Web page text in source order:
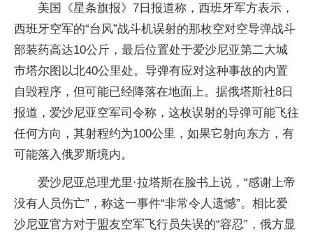
美国《星条旗报》7日报道称，西班牙军方表示，
西班牙空军的“台风”战斗机误射的那枚空对空导弹战斗
部装药高达10公斤，最后位置处于爱沙尼亚第二大城
市塔尔图以北40公里处。导弹有应对这种事故的内置
自毁程序，但可能已经降落在地面上。据俄塔斯社8日
报道，爱沙尼亚空军司令称，这枚误射的导弹可能飞往
任何方向，其射程约为100公里，如果它射向东方，有
可能落入俄罗斯境内。
爱沙尼亚总理尤里·拉塔斯在脸书上说，“感谢上帝
没有人员伤亡”，称这一事件“非常令人遗憾”。相比爱
沙尼亚官方对于盟友空军飞行员失误的“容忍”，俄方显